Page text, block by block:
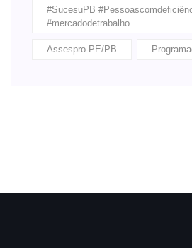
#SucesuPB
#mercadodetrabalho
Assespro-PE/PB